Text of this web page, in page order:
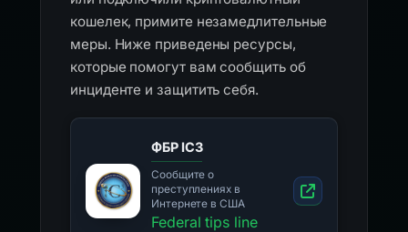
кошелек, примите незамедлительные
меры. Ниже приведены ресурсы,
которые помогут вам сообщить об
инциденте и защитить себя.
ФБР IC3
Сообщите о
преступлениях в
Интернете в США
Federal tips line